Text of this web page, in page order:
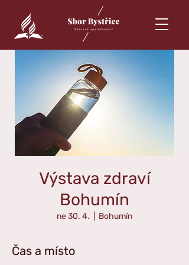
Výstava zdraví
Bohumín
ne 30. 4. Bohumín
Čas a místo